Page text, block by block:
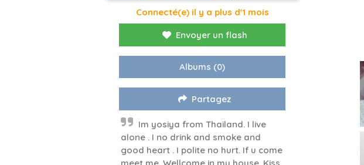
Connecté(e) il y a plus d'1 mois
Envoyer un flash
Albums (0)
Partagez
Im yosiya from Thailand. I live
alone . I no drink and smoke and
good heart . I polite no hurt. If u come